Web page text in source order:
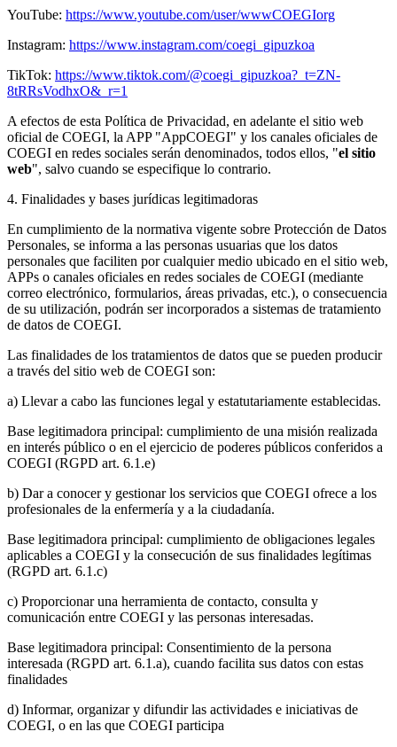
YouTube: https://www.youtube.com/user/wwwCOEGIorg
Instagram: https://www.instagram.com/coegi_gipuzkoa
TikTok: https://www.tiktok.com/@coegi_gipuzkoa?_t=ZN-
8tRRsVodhxO&_r=1
A efectos de esta Política de Privacidad, en adelante el sitio web
oficial de COEGI, la APP "AppCOEGI" y los canales oficiales de
COEGI en redes sociales serán denominados, todos ellos, "el sitio
web", salvo cuando se especifique lo contrario.
4. Finalidades y bases jurídicas legitimadoras
En cumplimiento de la normativa vigente sobre Protección de Datos
Personales, se informa a las personas usuarias que los datos
personales que faciliten por cualquier medio ubicado en el sitio web,
APPs o canales oficiales en redes sociales de COEGI (mediante
correo electrónico, formularios, áreas privadas, etc.), o consecuencia
de su utilización, podrán ser incorporados a sistemas de tratamiento
de datos de COEGI.
Las finalidades de los tratamientos de datos que se pueden producir
a través del sitio web de COEGI son:
a) Llevar a cabo las funciones legal y estatutariamente establecidas.
Base legitimadora principal: cumplimiento de una misión realizada
en interés público o en el ejercicio de poderes públicos conferidos a
COEGI (RGPD art. 6.1.e)
b) Dar a conocer y gestionar los servicios que COEGI ofrece a los
profesionales de la enfermería y a la ciudadanía.
Base legitimadora principal: cumplimiento de obligaciones legales
aplicables a COEGI y la consecución de sus finalidades legítimas
(RGPD art. 6.1.c)
c) Proporcionar una herramienta de contacto, consulta y
comunicación entre COEGI y las personas interesadas.
Base legitimadora principal: Consentimiento de la persona
interesada (RGPD art. 6.1.a), cuando facilita sus datos con estas
finalidades
d) Informar, organizar y difundir las actividades e iniciativas de
COEGI, o en las que COEGI participa